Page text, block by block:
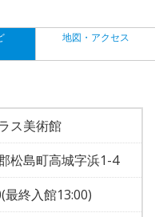
地図・アクセス
ス美術館
松島町高城字浜1-4
最終入館13:00)